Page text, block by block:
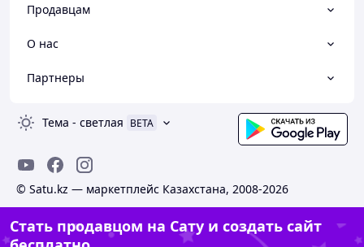
Продавцам
О нас
Партнеры
Тема - светлая BETA
© Satu.kz — маркетплейс Казахстана, 2008-2026
Стать продавцом на Сату и создать сайт